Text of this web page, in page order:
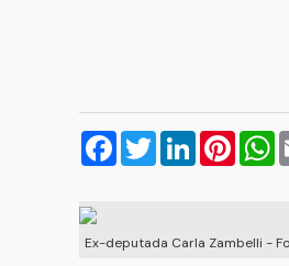
Facebook
TwitterLinkedIn
Ex-deputada Carla Zambelli -